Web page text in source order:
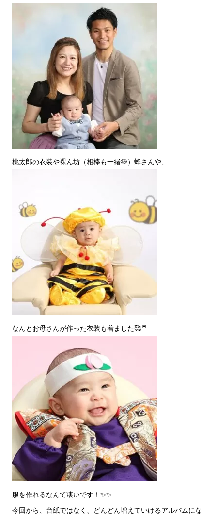
桃太郎の衣装や裸ん坊（相棒も一緒🐶）蜂さんや、
なんとお母さんが作った衣装も着ました🥰🤵
服を作れるなんて凄いです！✨✨
今回から、台紙ではなく、どんどん増えていけるアルバムにな